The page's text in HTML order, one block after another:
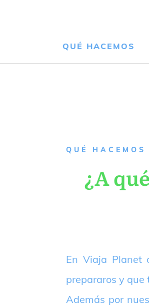
QUÉ HACEMOS
QUÉ HACEMOS
¿A
En Viaja Planet
prepararos y que
Además por